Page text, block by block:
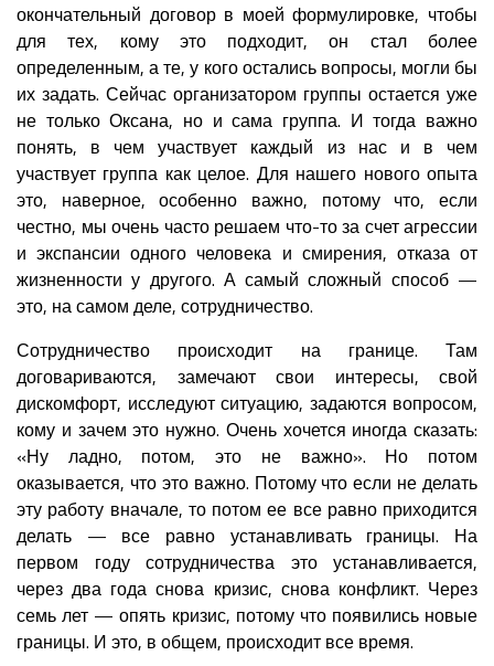
окончательный договор в моей формулировке, чтобы
для тех, кому это подходит, он стал более
определенным, а те, у кого остались вопросы, могли бы
их задать. Сейчас организатором группы остается уже
не только Оксана, но и сама группа. И тогда важно
понять, в чем участвует каждый из нас и в чем
участвует группа как целое. Для нашего нового опыта
это, наверное, особенно важно, потому что, если
честно, мы очень часто решаем что-то за счет агрессии
и экспансии одного человека и смирения, отказа от
жизненности у другого. А самый сложный способ —
это, на самом деле, сотрудничество.
Сотрудничество происходит на границе. Там
договариваются, замечают свои интересы, свой
дискомфорт, исследуют ситуацию, задаются вопросом,
кому и зачем это нужно. Очень хочется иногда сказать:
«Ну ладно, потом, это не важно». Но потом
оказывается, что это важно. Потому что если не делать
эту работу вначале, то потом ее все равно приходится
делать — все равно устанавливать границы. На
первом году сотрудничества это устанавливается,
через два года снова кризис, снова конфликт. Через
семь лет — опять кризис, потому что появились новые
границы. И это, в общем, происходит все время.